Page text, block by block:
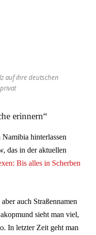
auf ihre deutschen
erinnern“
hinterlassen
das in der aktuellen
Bis alles in Scherben
auch Straßennamen
sieht man viel,
In letzter Zeit geht man